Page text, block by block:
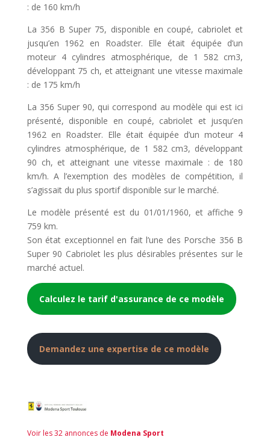
: de 160 km/h
La 356 B Super 75, disponible en coupé, cabriolet et
jusqu’en 1962 en Roadster. Elle était équipée d’un
moteur 4 cylindres atmosphérique, de 1 582 cm3,
développant 75 ch, et atteignant une vitesse maximale
: de 175 km/h
La 356 Super 90, qui correspond au modèle qui est ici
présenté, disponible en coupé, cabriolet et jusqu’en
1962 en Roadster. Elle était équipée d’un moteur 4
cylindres atmosphérique, de 1 582 cm3, développant
90 ch, et atteignant une vitesse maximale : de 180
km/h. A l’exemption des modèles de compétition, il
s’agissait du plus sportif disponible sur le marché.
Le modèle présenté est du 01/01/1960, et affiche 9
759 km.
Son état exceptionnel en fait l’une des Porsche 356 B
Super 90 Cabriolet les plus désirables présentes sur le
marché actuel.
Calculez le tarif d'assurance de ce modèle
Demandez une expertise de ce modèle
Voir les 32 annonces de Modena Sport